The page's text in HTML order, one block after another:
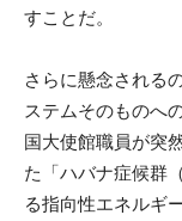
すことだ。
さらに懸念される
ステムそのものへ
国大使館職員が突
た「ハバナ症候群
る指向性エネルギ